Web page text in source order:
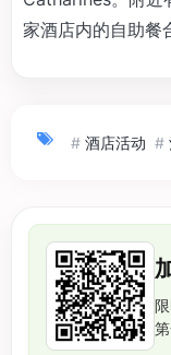
家酒店内的自助餐
# 酒店活动 #